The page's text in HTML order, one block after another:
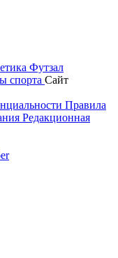
Футзал
спорта Сайт
Правила
Редакционная